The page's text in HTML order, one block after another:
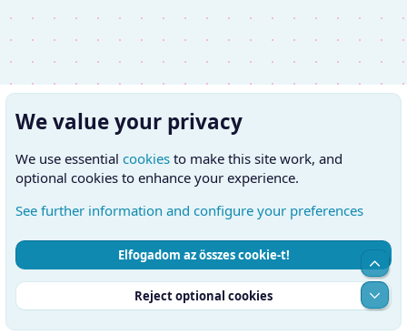
Hungarian (HU)
Kapcsolatfelvétel
Feltételek és szabályok
Adatvédelmi szabályzat
Súgó
Kezdőlap
RSS
We value your privacy
We use essential cookies to make this site work, and
optional cookies to enhance your experience.
See further information and configure your preferences
Elfogadom az összes cookie-t!
Reject optional cookies
Top
Alul